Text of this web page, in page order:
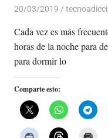
20/03/2019 De todo un
Cada vez es más
horas de la noche para
para dormir lo
Comparte esto: